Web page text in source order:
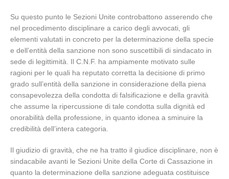
Su questo punto le Sezioni Unite controbattono asserendo che
nel procedimento disciplinare a carico degli avvocati, gli
elementi valutati in concreto per la determinazione della specie
e dell’entità della sanzione non sono suscettibili di sindacato in
sede di legittimità. Il C.N.F. ha ampiamente motivato sulle
ragioni per le quali ha reputato corretta la decisione di primo
grado sull’entità della sanzione in considerazione della piena
consapevolezza della condotta di falsificazione e della gravità
che assume la ripercussione di tale condotta sulla dignità ed
onorabilità della professione, in quanto idonea a sminuire la
credibilità dell’intera categoria.
Il giudizio di gravità, che ne ha tratto il giudice disciplinare, non è
sindacabile avanti le Sezioni Unite della Corte di Cassazione in
quanto la determinazione della sanzione adeguata costituisce